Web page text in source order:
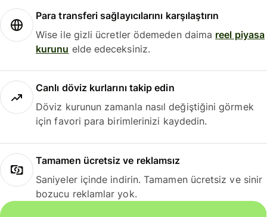
Para transferi sağlayıcılarını karşılaştırın
Wise ile gizli ücretler ödemeden daima reel piyasa
kurunu elde edeceksiniz.
Canlı döviz kurlarını takip edin
Döviz kurunun zamanla nasıl değiştiğini görmek
için favori para birimlerinizi kaydedin.
Tamamen ücretsiz ve reklamsız
Saniyeler içinde indirin. Tamamen ücretsiz ve sinir
bozucu reklamlar yok.